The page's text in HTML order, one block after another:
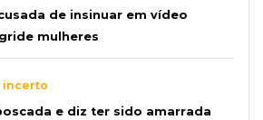
de insinuar em vídeo
mulheres
e diz ter sido amarrada